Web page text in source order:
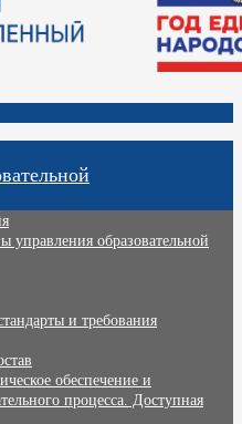
управления образовательной
и требования
обеспечение и
процесса. Доступная